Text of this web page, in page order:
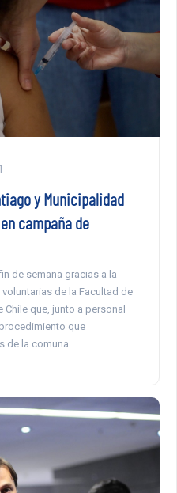
y Municipalidad
campaña de
de semana gracias a la
de la Facultad de
que, junto a personal
que
de la comuna.